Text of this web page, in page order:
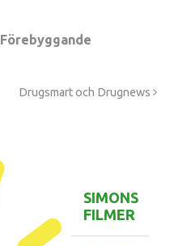
Förebyggande
Drugsmart och Drugnews
SIMONS
FILMER